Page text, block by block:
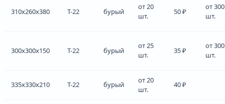
310x260x380 Т-22 бурый
от 20
шт.
50 ₽
от 300
шт.
300x300x150 Т-22 бурый
от 25
шт.
35 ₽
от 300
шт.
335x330x210 Т-22 бурый
от 20
шт.
40 ₽